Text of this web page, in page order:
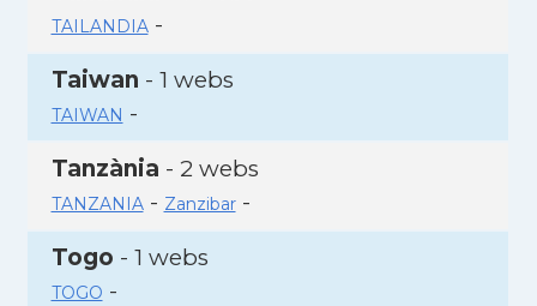
TAILANDIA-
Taiwan - 1 webs
TAIWAN -
Tanzània - 2 webs
TANZANIA- Zanzibar-
Togo - 1 webs
TOGO -